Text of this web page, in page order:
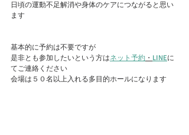
日頃の運動不足解消や身体のケアにつながると思い
ます
基本的に予約は不要ですが
是非とも参加したいという方はネット予約 ・ LINEに
てご連絡ください
会場は５０名以上入れる多目的ホールになります